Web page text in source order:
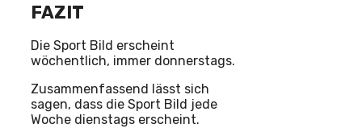
FAZIT
Die Sport Bild erscheint
wöchentlich, immer donnerstags.
Zusammenfassend lässt sich
sagen, dass die Sport Bild jede
Woche dienstags erscheint.